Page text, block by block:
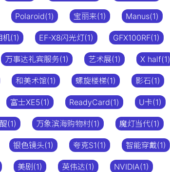
Polaroid(1) 宝丽来(1) Manus(1)
机(1) EF-X8闪光灯(1) GFX100RF(1)
万事达礼宾服务(1) 艺术展(1) X half(1)
和美术馆(1) 螺旋楼梯(1) 影石(1)
富士XE5(1) ReadyCard(1) U卡(1)
(1) 万象滨海购物村(1) 魔灯当代(1)
银色镜头(1) 夸克S1(1) 智能穿戴(1)
美剧(1) 英伟达(1) NVIDIA(1)